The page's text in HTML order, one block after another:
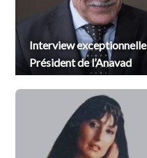
Interview
Président de l’Anavad